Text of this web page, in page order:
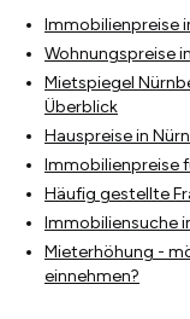
Immobilienpreise
Wohnungspreise
Mietspiegel
Überblick
Hauspreise in
Immobilienpreise
Häufig gestellte
Immobiliensuche
Mieterhöhung -
einnehmen?